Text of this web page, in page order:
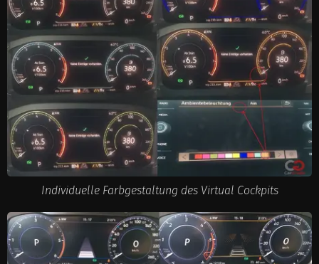
Individuelle Farbgestaltung des Virtual Cockpits